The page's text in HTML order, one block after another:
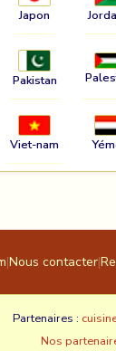
Japon
Pakistan
Viet-nam
|Nous contacter|
Partenaires :
Nos